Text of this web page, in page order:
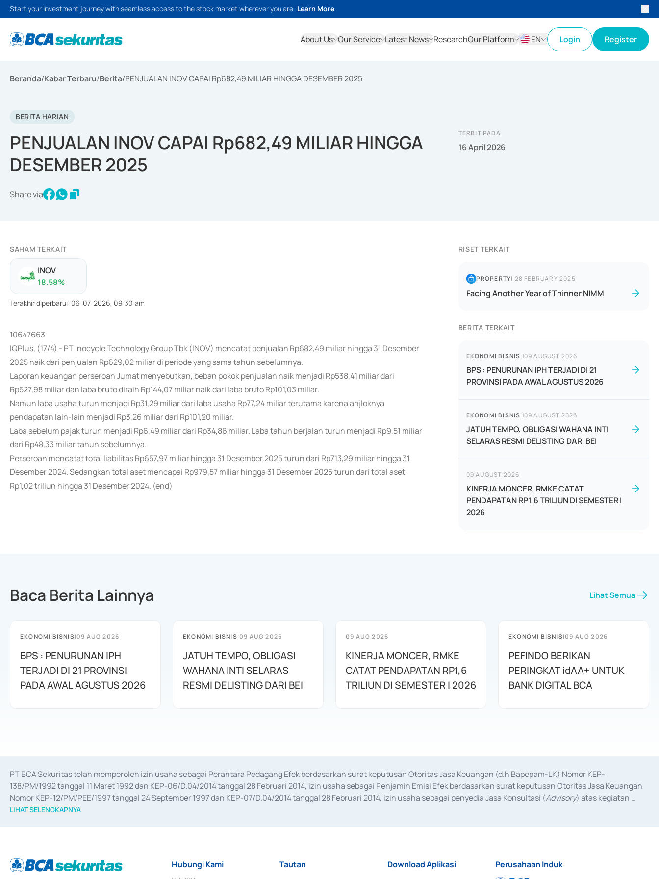
Start your investment journey with seamless access to the stock market wherever you are. Learn More
About Us Our Service Latest News ResearchOur Platform
EN
Login Register
Beranda/Kabar Terbaru/Berita/PENJUALAN INOV CAPAI Rp682,49 MILIAR HINGGA DESEMBER 2025
BERITA HARIAN
PENJUALAN INOV CAPAI Rp682,49 MILIAR HINGGA
DESEMBER 2025
Share via
TERBIT PADA
16 April 2026
SAHAM TERKAIT
INOV
18.58%
Terakhir diperbarui: 06-07-2026, 09:30:am
10647663
IQPlus, (17/4) - PT Inocycle Technology Group Tbk (INOV) mencatat penjualan Rp682,49 miliar hingga 31 Desember
2025 naik dari penjualan Rp629,02 miliar di periode yang sama tahun sebelumnya.
Laporan keuangan perseroan Jumat menyebutkan, beban pokok penjualan naik menjadi Rp538,41 miliar dari
Rp527,98 miliar dan laba bruto diraih Rp144,07 miliar naik dari laba bruto Rp101,03 miliar.
Namun laba usaha turun menjadi Rp31,29 miliar dari laba usaha Rp77,24 miliar terutama karena anjloknya
pendapatan lain-lain menjadi Rp3,26 miliar dari Rp101,20 miliar.
Laba sebelum pajak turun menjadi Rp6,49 miliar dari Rp34,86 miliar. Laba tahun berjalan turun menjadi Rp9,51 miliar
dari Rp48,33 miliar tahun sebelumnya.
Perseroan mencatat total liabilitas Rp657,97 miliar hingga 31 Desember 2025 turun dari Rp713,29 miliar hingga 31
Desember 2024. Sedangkan total aset mencapai Rp979,57 miliar hingga 31 Desember 2025 turun dari total aset
Rp1,02 triliun hingga 31 Desember 2024. (end)
RISET TERKAIT
PROPERTY| 28 FEBRUARY 2025
Facing Another Year of Thinner NIMM
BERITA TERKAIT
EKONOMI BISNIS |09 AUGUST 2026
BPS : PENURUNAN IPH TERJADI DI 21
PROVINSI PADA AWAL AGUSTUS 2026
EKONOMI BISNIS |09 AUGUST 2026
JATUH TEMPO, OBLIGASI WAHANA INTI
SELARAS RESMI DELISTING DARI BEI
09 AUGUST 2026
KINERJA MONCER, RMKE CATAT
PENDAPATAN RP1,6 TRILIUN DI SEMESTER I
2026
Baca Berita Lainnya Lihat Semua
EKONOMI BISNIS|09 AUG 2026
BPS : PENURUNAN IPH
TERJADI DI 21 PROVINSI
PADA AWAL AGUSTUS 2026
EKONOMI BISNIS|09 AUG 2026
JATUH TEMPO, OBLIGASI
WAHANA INTI SELARAS
RESMI DELISTING DARI BEI
09 AUG 2026
KINERJA MONCER, RMKE
CATAT PENDAPATAN RP1,6
TRILIUN DI SEMESTER I 2026
EKONOMI BISNIS|09 AUG 2026
PEFINDO BERIKAN
PERINGKAT idAA+ UNTUK
BANK DIGITAL BCA
PT BCA Sekuritas telah memperoleh izin usaha sebagai Perantara Pedagang Efek berdasarkan surat keputusan Otoritas Jasa Keuangan (d.h Bapepam-LK) Nomor KEP-
138/PM/1992 tanggal 11 Maret 1992 dan KEP-06/D.04/2014 tanggal 28 Februari 2014, izin usaha sebagai Penjamin Emisi Efek berdasarkan surat keputusan Otoritas Jasa Keuangan
Nomor KEP-12/PM/PEE/1997 tanggal 24 September 1997 dan KEP-07/D.04/2014 tanggal 28 Februari 2014, izin usaha sebagai penyedia Jasa Konsultasi (Advisory) atas kegiatan
merger, akuisisi, divestasi, dan
LIHAT SELENGKAPNYA
Hubungi Kami Tautan Download Aplikasi Perusahaan Induk